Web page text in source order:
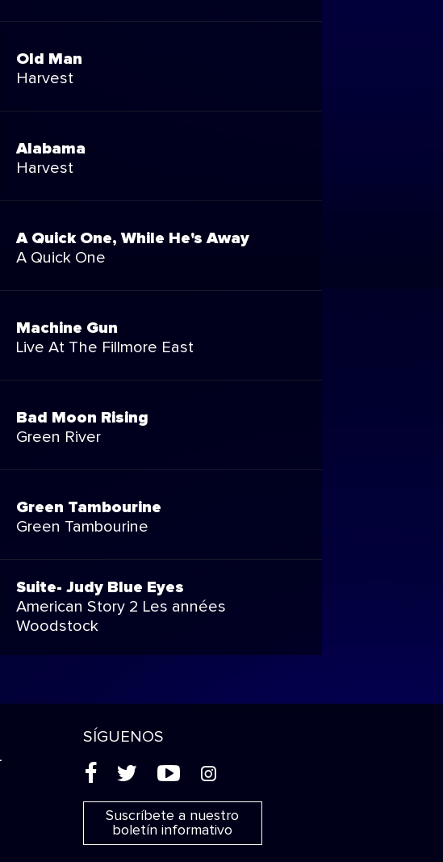
Old Man
Harvest
Alabama
Harvest
A Quick One, While He's Away
A Quick One
Machine Gun
Live At The Fillmore East
Bad Moon Rising
Green River
Green Tambourine
Green Tambourine
Suite- Judy Blue Eyes
American Story 2 Les années
Woodstock
SÍGUENOS
( ' + &
Suscríbete a nuestro
boletín informativo